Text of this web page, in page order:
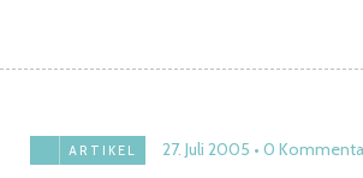
ARTIKEL 27. Juli 2005 0